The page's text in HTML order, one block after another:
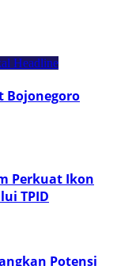
Headline
Bojonegoro
Perkuat Ikon
TPID
Potensi